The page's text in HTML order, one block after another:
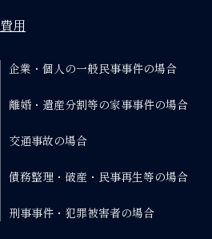
費用
企業・個人の一般民事事件の場合
離婚・遺産分割等の家事事件の場合
交通事故の場合
債務整理・破産・民事再生等の場合
刑事事件・犯罪被害者の場合